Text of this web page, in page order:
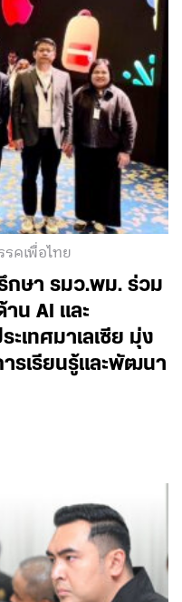
คเพื่อไทย
กษา รมว.พม. ร่วม
น AI และ
เทศมาเลเซีย มุ่ง
ารเรียนรู้และพัฒนา